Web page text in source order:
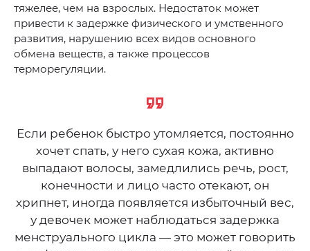
тяжелее, чем на взрослых. Недостаток может
привести к задержке физического и умственного
развития, нарушению всех видов основного
обмена веществ, а также процессов
терморегуляции.
Если ребенок быстро утомляется, постоянно
хочет спать, у него сухая кожа, активно
выпадают волосы, замедлились речь, рост,
конечности и лицо часто отекают, он
хрипнет, иногда появляется избыточный вес,
у девочек может наблюдаться задержка
менструального цикла — это может говорить